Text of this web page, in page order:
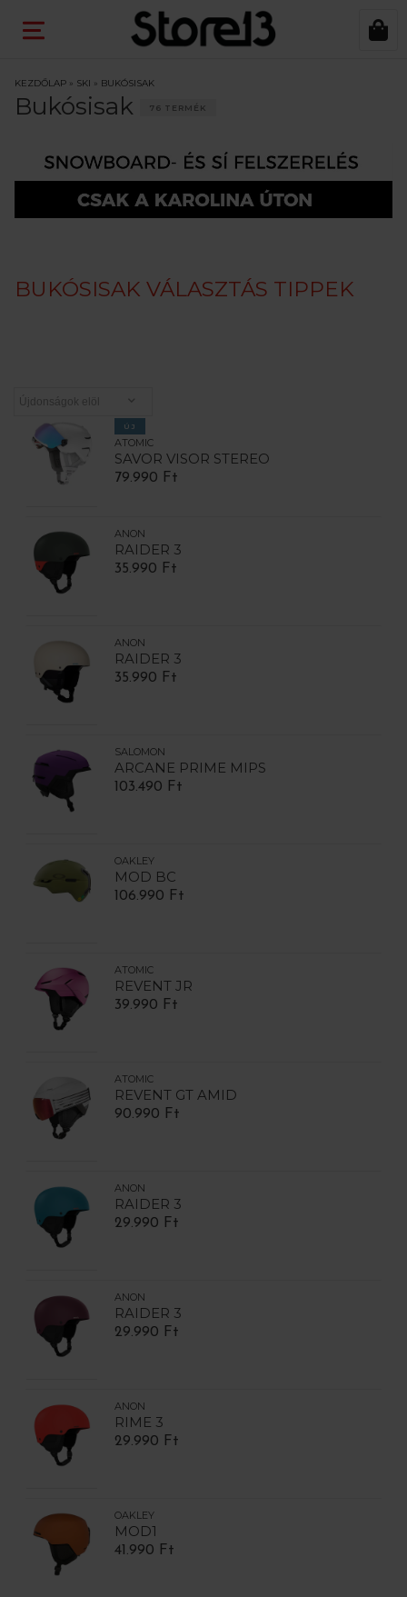
KEZDŐLAP » SKI » BUKÓSISAK
Bukósisak 76 TERMÉK
BUKÓSISAK VÁLASZTÁS TIPPEK
ÚJ
ATOMIC
SAVOR VISOR STEREO
79.990 Ft
ANON
RAIDER 3
35.990 Ft
ANON
RAIDER 3
35.990 Ft
SALOMON
ARCANE PRIME MIPS
103.490 Ft
OAKLEY
MOD BC
106.990 Ft
ATOMIC
REVENT JR
39.990 Ft
ATOMIC
REVENT GT AMID
90.990 Ft
ANON
RAIDER 3
29.990 Ft
ANON
RAIDER 3
29.990 Ft
ANON
RIME 3
29.990 Ft
OAKLEY
MOD1
41.990 Ft